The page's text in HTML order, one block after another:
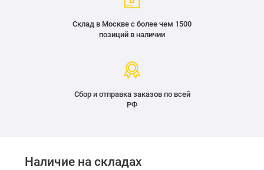
Склад в Москве с более чем 1500
позиций в наличии
Сбор и отправка заказов по всей
РФ
Наличие на складах